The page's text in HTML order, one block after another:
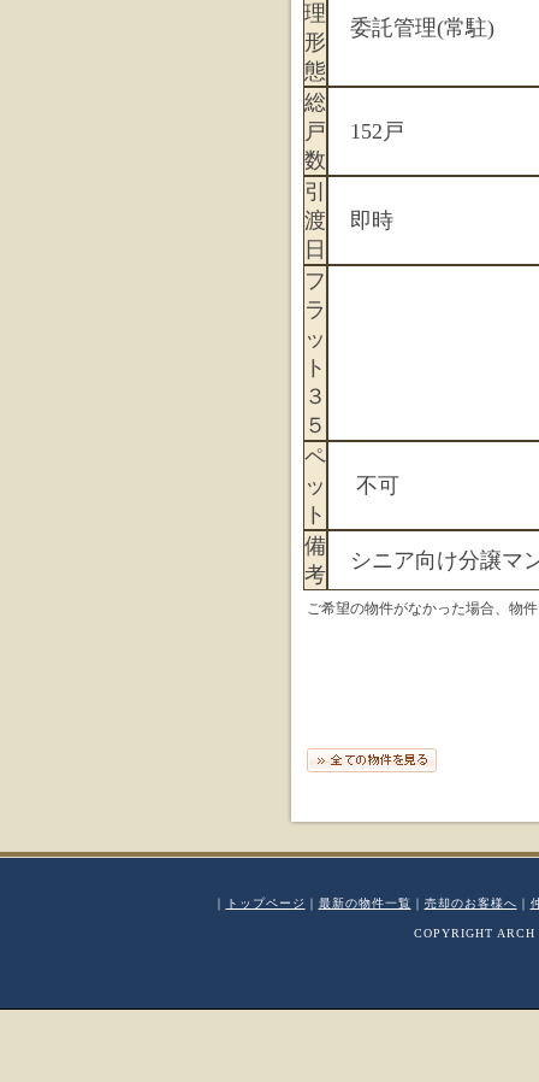
理
形
態
委託管理(常駐)
総
戸
数
152戸
引
渡
日
即時
フ
ラ
ッ
ト
３
５
ペ
ッ
ト
不可
備
考
シニア向け分譲マ
ご希望の物件がなかった場合、物
｜ トップページ ｜ 最新の物件一覧 ｜ 売却のお客様へ ｜
COPYRIGHT